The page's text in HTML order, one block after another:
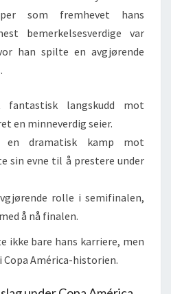
som fremhevet hans
bemerkelsesverdige var
han spilte en avgjørende
fantastisk langskudd mot
en minneverdig seier.
dramatisk kamp mot
sin evne til å prestere under
rolle i semifinalen,
å nå finalen.
ikke bare hans karriere, men
Copa América-historien.